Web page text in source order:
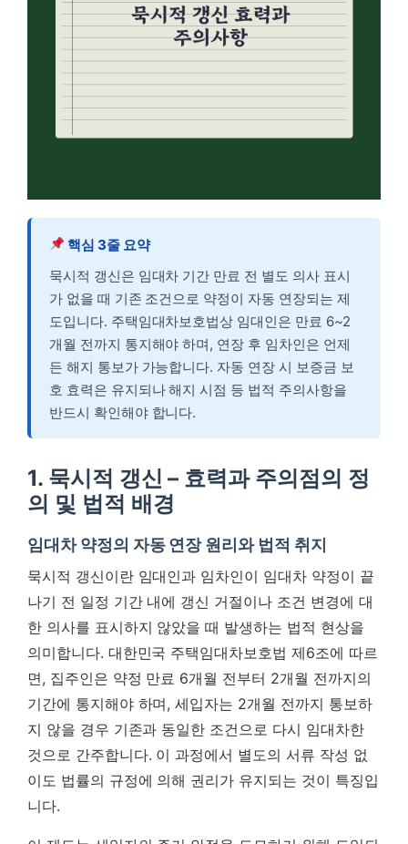
핵심 3줄 요약
묵시적 갱신은 임대차 기간 만료 전 별도 의사 표시
가 없을 때 기존 조건으로 약정이 자동 연장되는 제
도입니다. 주택임대차보호법상 임대인은 만료 6~2
개월 전까지 통지해야 하며, 연장 후 임차인은 언제
든 해지 통보가 가능합니다. 자동 연장 시 보증금 보
호 효력은 유지되나 해지 시점 등 법적 주의사항을
반드시 확인해야 합니다.
1. 묵시적 갱신 – 효력과 주의점의 정
의 및 법적 배경
임대차 약정의 자동 연장 원리와 법적 취지
묵시적 갱신이란 임대인과 임차인이 임대차 약정이 끝
나기 전 일정 기간 내에 갱신 거절이나 조건 변경에 대
한 의사를 표시하지 않았을 때 발생하는 법적 현상을
의미합니다. 대한민국 주택임대차보호법 제6조에 따르
면, 집주인은 약정 만료 6개월 전부터 2개월 전까지의
기간에 통지해야 하며, 세입자는 2개월 전까지 통보하
지 않을 경우 기존과 동일한 조건으로 다시 임대차한
것으로 간주합니다. 이 과정에서 별도의 서류 작성 없
이도 법률의 규정에 의해 권리가 유지되는 것이 특징입
니다.